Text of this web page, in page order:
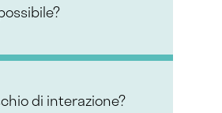
di interazione?